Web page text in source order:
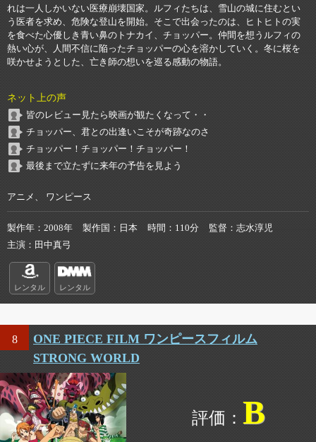
れは一人しかいない医療崩壊国家。ルフィたちは、雪山の城に住むとい
う医者を求め、危険な登山を開始。そこで出会ったのは、ヒトヒトの実
を食べた心優しき青い鼻のトナカイ、チョッパー。仲間を想うルフィの
熱い心が、人間不信に陥ったチョッパーの心を溶かしていく。冬に桜を
咲かせようとした、亡き師の想いを巡る感動の物語。
ネット上の声
皆のレビュー見たら映画が観たくなって・・
チョッパー、君との出逢いこそが奇跡なのさ
チョッパー！チョッパー！チョッパー！
最後まで立たずに来年の予告を見よう
アニメ、 ワンピース
製作年 2008年 製作国 日本 時間 110分 監督
志水淳児
主演
田中真弓
レンタル レンタル
8
ONE PIECE FILM ワンピースフィルム
STRONG WORLD
B